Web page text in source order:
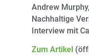
Andrew
Nachhaltige
Interview mit
Zum Artikel